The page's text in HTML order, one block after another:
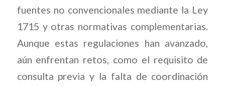
fuentes no convencionales mediante la Ley
1715 y otras normativas complementarias.
Aunque estas regulaciones han avanzado,
aún enfrentan retos, como el requisito de
consulta previa y la falta de coordinación